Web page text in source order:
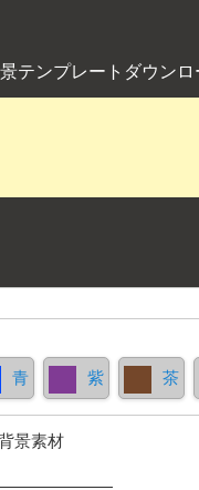
テンプレートダウン
青 紫 茶
景素材